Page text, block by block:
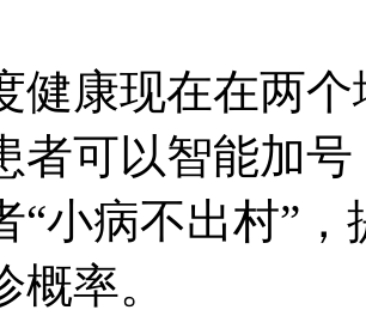
康现在在两个
者可以智能加
“小病不出村”
率。